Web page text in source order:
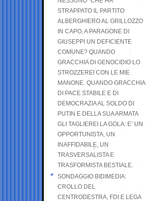
STRAPPATO IL PARTITO
ALBERGHIERO AL GRILLOZZO
IN CAPO, A PARAGONE DI
GIUSEPPI UN DEFICIENTE
COMUNE? QUANDO
GRACCHIA DI GENOCIDIO LO
STROZZEREI CON LE MIE
MANONE. QUANDO GRACCHIA
DI PACE STABILE E DI
DEMOCRAZIA AL SOLDO DI
PUTIN E DELLA SUA ARMATA
GLI TAGLIEREI LA GOLA: E’ UN
OPPORTUNISTA, UN
INAFFIDABILE, UN
TRASVERSALISTA E
TRASFORMISTA BESTIALE.
SONDAGGIO BIDIMEDIA:
CROLLO DEL
CENTRODESTRA, FDI E LEGA